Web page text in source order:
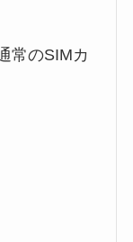
常のSIMカ